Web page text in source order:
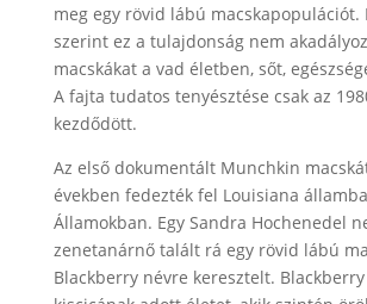
meg egy rövid lábú macskapopulációt.
szerint ez a tulajdonság nem
macskákat a vad életben, sőt,
A fajta tudatos tenyésztése csak az
kezdődött.
Az első dokumentált Munchkin
években fedezték fel Louisiana
Államokban. Egy Sandra Hochenedel
zenetanárnő talált rá egy rövid lábú
Blackberry névre keresztelt.